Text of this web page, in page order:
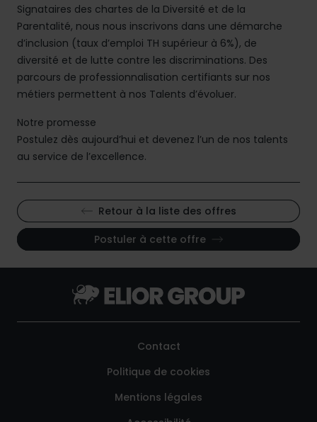
Signataires des chartes de la Diversité et de la
Parentalité, nous nous inscrivons dans une démarche
d’inclusion (taux d’emploi TH supérieur à 6%), de
diversité et de lutte contre les discriminations. Des
parcours de professionnalisation certifiants sur nos
métiers permettent à nos Talents d’évoluer.
Notre promesse
Postulez dès aujourd’hui et devenez l’un de nos talents
au service de l’excellence.
Retour à la liste des offres
Postuler à cette offre
Contact
Politique de cookies
Mentions légales